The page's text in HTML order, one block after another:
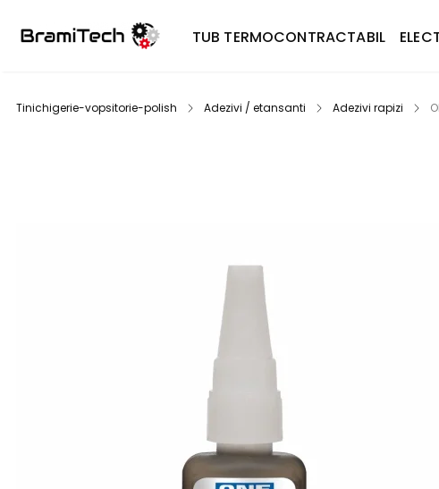
TUB TERMOCONTRACTABIL
Tinichigerie-vopsitorie-polish Adezivi / etansanti Adezivi rapizi